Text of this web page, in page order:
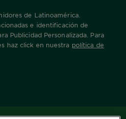
de Latinoamérica.
e identificación de
Publicidad Personalizada. Para
haz click en nuestra política de